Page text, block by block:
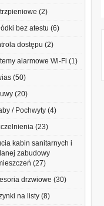
trzpieniowe (2)
bez atestu (6)
dostępu (2)
alarmowe Wi-Fi (1)
(50)
(20)
/ Pochwyty (4)
(23)
kabin sanitarnych i
zabudowy
(27)
drzwiowe (30)
na listy (8)